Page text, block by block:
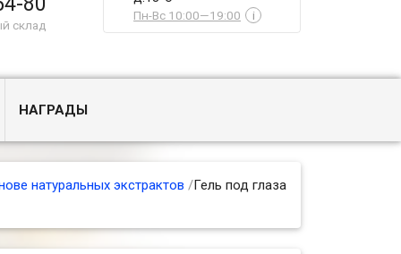
склад
Пн-Вс 10:00—19:00 i
НАГРАДЫ
натуральных экстрактов /Гель под глаза